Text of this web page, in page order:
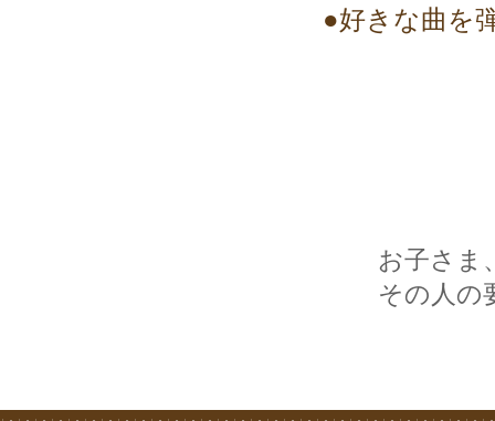
●好きな曲を
お子さま
その人の